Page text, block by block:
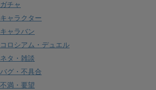
ガチャ
キャラクター
キャラバン
コロシアム・デュエル
ネタ・雑談
バグ・不具合
不満・要望